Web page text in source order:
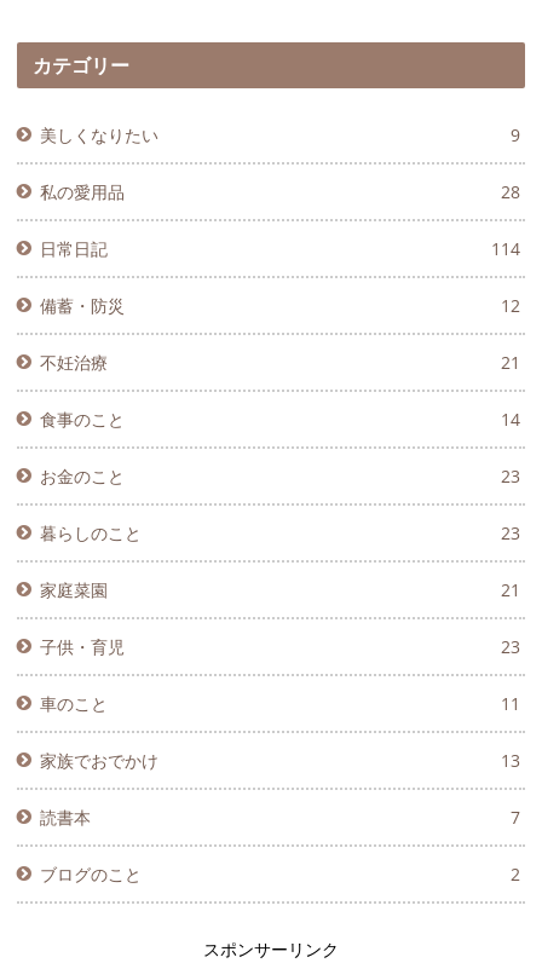
カテゴリー
美しくなりたい 9
私の愛用品 28
日常日記 114
備蓄・防災 12
不妊治療 21
食事のこと 14
お金のこと 23
暮らしのこと 23
家庭菜園 21
子供・育児 23
車のこと 11
家族でおでかけ 13
読書本 7
ブログのこと 2
スポンサーリンク